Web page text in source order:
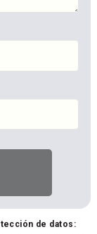
de datos: